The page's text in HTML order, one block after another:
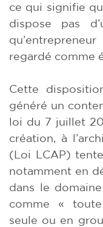
ce qui signifie
dispose pas
regardé comme
Cette
généré un
loi du 7 juillet
création, à
(Loi LCAP)
notamment en
dans le
comme «
seule ou en